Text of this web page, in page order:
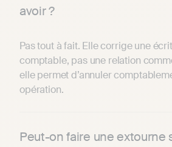
avoir ?
Pas tout à fait. Elle corrige une
comptable, pas une relation
elle permet d’annuler
opération.
Peut-on faire une extourne